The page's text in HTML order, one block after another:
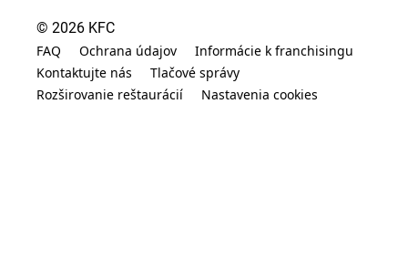
© 2026 KFC
FAQ
Ochrana údajov
Informácie k franchisingu
Kontaktujte nás
Tlačové správy
Rozširovanie reštaurácií
Nastavenia cookies